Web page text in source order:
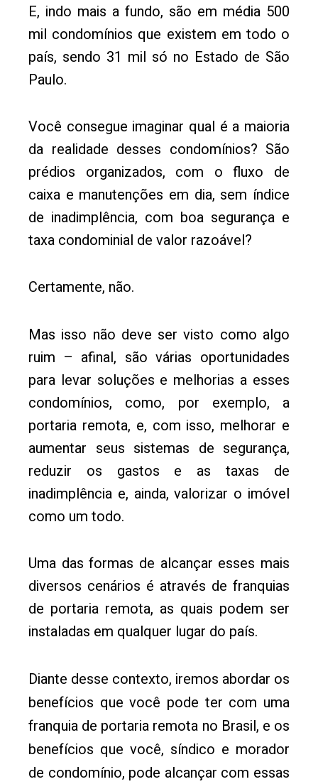
E, indo mais a fundo, são em média 500
mil condomínios que existem em todo o
país, sendo 31 mil só no Estado de São
Paulo.
Você consegue imaginar qual é a maioria
da realidade desses condomínios? São
prédios organizados, com o fluxo de
caixa e manutenções em dia, sem índice
de inadimplência, com boa segurança e
taxa condominial de valor razoável?
Certamente, não.
Mas isso não deve ser visto como algo
ruim – afinal, são várias oportunidades
para levar soluções e melhorias a esses
condomínios, como, por exemplo, a
portaria remota, e, com isso, melhorar e
aumentar seus sistemas de segurança,
reduzir os gastos e as taxas de
inadimplência e, ainda, valorizar o imóvel
como um todo.
Uma das formas de alcançar esses mais
diversos cenários é através de franquias
de portaria remota, as quais podem ser
instaladas em qualquer lugar do país.
Diante desse contexto, iremos abordar os
benefícios que você pode ter com uma
franquia de portaria remota no Brasil, e os
benefícios que você, síndico e morador
de condomínio, pode alcançar com essas